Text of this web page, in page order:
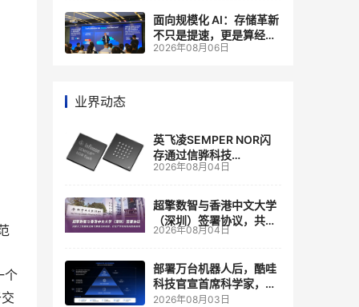
个
面向规模化 AI：存储革新
不只是提速，更是算经济
账
2026年08月06日
业界动态
英飞凌SEMPER NOR闪
存通过信骅科技
AST2700 BMC认证，全
管理
2026年08月04日
超擎数智与香港中文大学
（深圳）签署协议，共建
人工智能和边缘计算联合
2026年08月04日
部署万台机器人后，酷哇
科技官宣首席科学家，要
让世界模型交付生产力
2026年08月03日